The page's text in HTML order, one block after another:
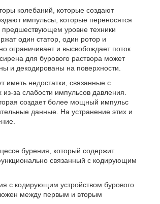
колебаний, которые создают
импульсы, которые переносятся
уровне техники
один статор, один ротор и
ограничивает и высвобождает поток
для бурового раствора может
и декодированы на поверхности.
недостатки, связанные с
за слабости импульсов давления.
создает более мощный импульс
данные. На устранение этих и
бурения, который содержит
связанный с кодирующим
с кодирующим устройством бурового
между первым и вторым